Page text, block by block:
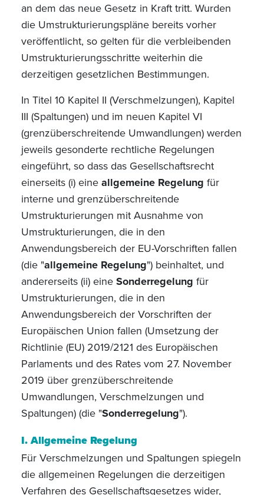
an dem das neue Gesetz in Kraft tritt. Wurden
die Umstrukturierungspläne bereits vorher
veröffentlicht, so gelten für die verbleibenden
Umstrukturierungsschritte weiterhin die
derzeitigen gesetzlichen Bestimmungen.
In Titel 10 Kapitel II (Verschmelzungen), Kapitel
III (Spaltungen) und im neuen Kapitel VI
(grenzüberschreitende Umwandlungen) werden
jeweils gesonderte rechtliche Regelungen
eingeführt, so dass das Gesellschaftsrecht
einerseits (i) eineallgemeine Regelung für
interne und grenzüberschreitende
Umstrukturierungen mit Ausnahme von
Umstrukturierungen, die in den
Anwendungsbereich der EU-Vorschriften fallen
(die "allgemeine Regelung") beinhaltet, und
andererseits (ii) eineSonderregelung für
Umstrukturierungen, die in den
Anwendungsbereich der Vorschriften der
Europäischen Union fallen (Umsetzung der
Richtlinie (EU) 2019/2121 des Europäischen
Parlaments und des Rates vom 27. November
2019 über grenzüberschreitende
Umwandlungen, Verschmelzungen und
Spaltungen) (die "Sonderregelung").
I. Allgemeine Regelung
Für Verschmelzungen und Spaltungen spiegeln
die allgemeinen Regelungen die derzeitigen
Verfahren des Gesellschaftsgesetzes wider,